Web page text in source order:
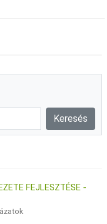
FEJLESZTÉSE -